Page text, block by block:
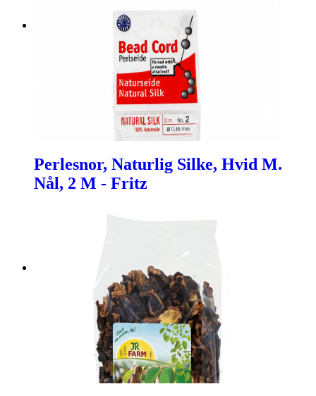
Perlesnor, Naturlig Silke, Hvid M.
Nål, 2 M - Fritz